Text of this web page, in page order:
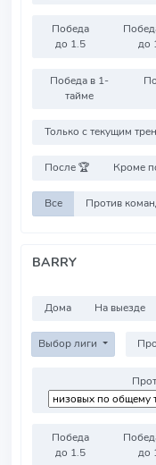
Победа
до 1.5
до
Победа в 1-
тайме
Только с текущим
После 🏆 Кроме
Все
BARRY
Дома На выезде
Выбор лиги
Победа
до 1.5
до